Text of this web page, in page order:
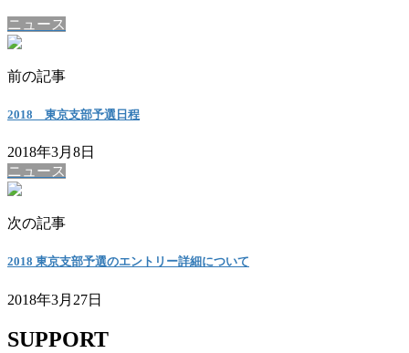
ニュース
前の記事
2018 東京支部予選日程
2018年3月8日
ニュース
次の記事
2018 東京支部予選のエントリー詳細について
2018年3月27日
SUPPORT